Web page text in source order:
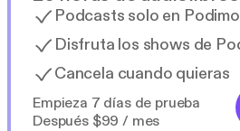
Podcasts solo en Podimo
Disfruta los shows de
Cancela cuando quieras
Empieza 7 días de prueba
Después $99 / mes